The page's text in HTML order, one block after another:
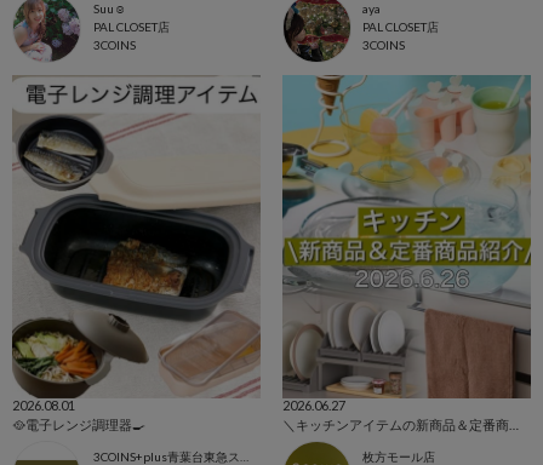
Suu☺︎
PAL CLOSET店
3COINS
aya
PAL CLOSET店
3COINS
2026.08.01
🥘電子レンジ調理器🍳
2026.06.27
＼キッチンアイテムの新商品＆定番商品をご紹介！／
枚方モール店